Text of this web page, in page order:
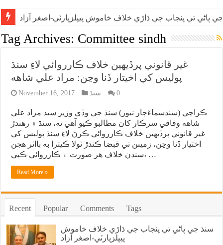
پاڻي تي پنجاب جي ڌاڙي خلاف خاموش پيپلزپارٽي-اصغر آزاد
Tag Archives: Committee sindh
غير قانوني پرڏيهين خلاف ڪارروائي لاءِ سنڌ
پوليس کي اخيتار ڏنا وڃن: مراد علي شاهه
November 16, 2017 سنڌ 0
ڪراچي (سنڌسماءَچار نيوز) سنڌ جي وڏي وزير سيد مراد علي
شاهه وفاقي سرڪار کان مطالبو ڪيو آهي ته، سنڌ ۾ رهندڙ
غير قانوني پرڏيهين خلاف ڪارروائي ڪرڻ لاءِ سنڌ پوليس کي
اختيار ڏنا وڃن، زمينن تي قبضا ڪندڙ ٽولا ڪيترا به بااثر هجن
سندن خلاف هر صورت ۾ ڪارروائي ڪبي، …
Read More »
Recent Popular Comments Tags
سنڌ جي پاڻي تي پنجاب جي ڌاڙي خلاف خاموش
پيپلزپارٽي-اصغر آزاد